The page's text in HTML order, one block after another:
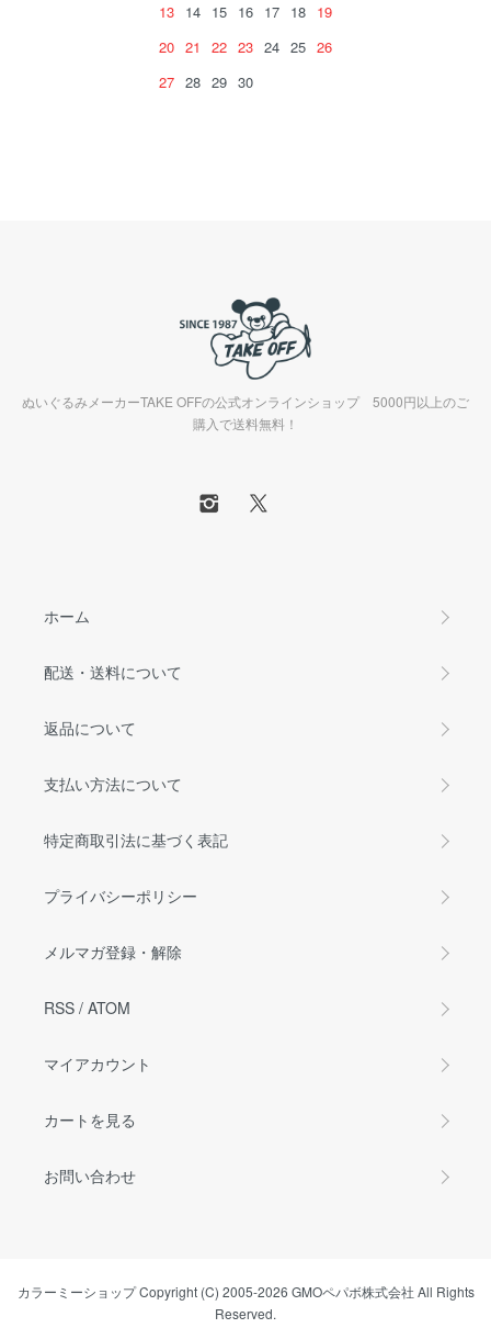
13 14 15 16 17 18 19
20 21 22 23 24 25 26
27 28 29 30
ぬいぐるみメーカーTAKE OFFの公式オンラインショップ 5000円以上のご
購入で送料無料！
ホーム
配送・送料について
返品について
支払い方法について
特定商取引法に基づく表記
プライバシーポリシー
メルマガ登録・解除
RSS / ATOM
マイアカウント
カートを見る
お問い合わせ
カラーミーショップCopyright (C) 2005-2026 GMOペパボ株式会社 All Rights
Reserved.